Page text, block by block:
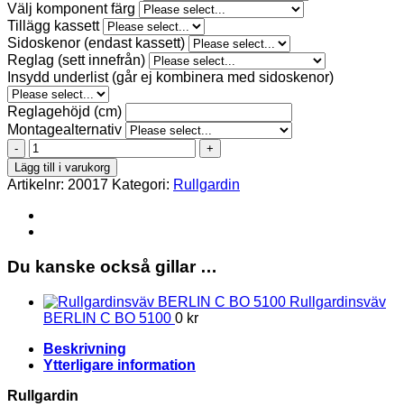
Välj komponent färg
Tillägg kassett
Sidoskenor (endast kassett)
Reglag (sett innefrån)
Insydd underlist (går ej kombinera med sidoskenor)
Reglagehöjd (cm)
Montagealternativ
BERLIN-
C-
BO-
5100
Rullgardin
mängd
Lägg till i varukorg
Artikelnr: 20017 Kategori: Rullgardin
Du kanske också gillar …
Rullgardinsväv
BERLIN C BO 5100 0 kr
Beskrivning
Ytterligare information
Rullgardin